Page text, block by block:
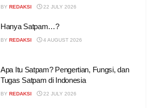
BY REDAKSI 22 JULY 2026
Hanya Satpam…?
BY REDAKSI 4 AUGUST 2026
Apa Itu Satpam? Pengertian, Fungsi, dan
Tugas Satpam di Indonesia
BY REDAKSI 22 JULY 2026